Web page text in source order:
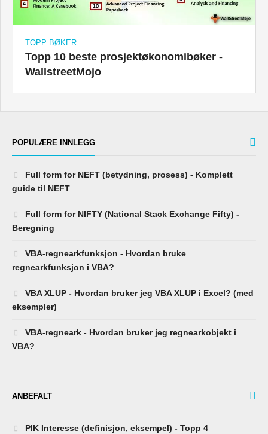
TOPP BØKER
Topp 10 beste prosjektøkonomibøker -
WallstreetMojo
POPULÆRE INNLEGG
Full form for NEFT (betydning, prosess) - Komplett
guide til NEFT
Full form for NIFTY (National Stack Exchange Fifty) -
Beregning
VBA-regnearkfunksjon - Hvordan bruke
regnearkfunksjon i VBA?
VBA XLUP - Hvordan bruker jeg VBA XLUP i Excel? (med
eksempler)
VBA-regneark - Hvordan bruker jeg regnearkobjekt i
VBA?
ANBEFALT
PIK Interesse (definisjon, eksempel) - Topp 4